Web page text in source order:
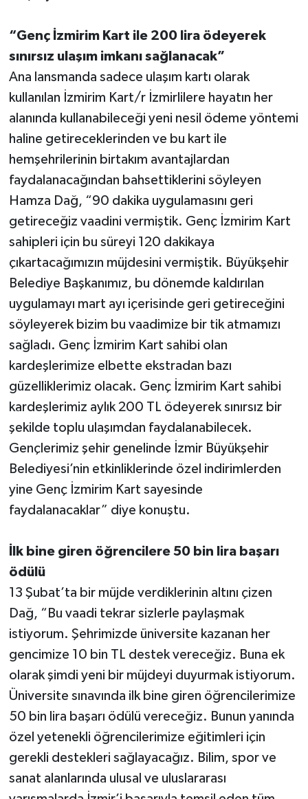
“Genç İzmirim Kart ile 200 lira ödeyerek
sınırsız ulaşım imkanı sağlanacak”
Ana lansmanda sadece ulaşım kartı olarak
kullanılan İzmirim Kart/r İzmirlilere hayatın her
alanında kullanabileceği yeni nesil ödeme yöntemi
haline getireceklerinden ve bu kart ile
hemşehrilerinin birtakım avantajlardan
faydalanacağından bahsettiklerini söyleyen
Hamza Dağ, “90 dakika uygulamasını geri
getireceğiz vaadini vermiştik. Genç İzmirim Kart
sahipleri için bu süreyi 120 dakikaya
çıkartacağımızın müjdesini vermiştik. Büyükşehir
Belediye Başkanımız, bu dönemde kaldırılan
uygulamayı mart ayı içerisinde geri getireceğini
söyleyerek bizim bu vaadimize bir tik atmamızı
sağladı. Genç İzmirim Kart sahibi olan
kardeşlerimize elbette ekstradan bazı
güzelliklerimiz olacak. Genç İzmirim Kart sahibi
kardeşlerimiz aylık 200 TL ödeyerek sınırsız bir
şekilde toplu ulaşımdan faydalanabilecek.
Gençlerimiz şehir genelinde İzmir Büyükşehir
Belediyesi’nin etkinliklerinde özel indirimlerden
yine Genç İzmirim Kart sayesinde
faydalanacaklar” diye konuştu.
İlk bine giren öğrencilere 50 bin lira başarı
ödülü
13 Şubat’ta bir müjde verdiklerinin altını çizen
Dağ, “Bu vaadi tekrar sizlerle paylaşmak
istiyorum. Şehrimizde üniversite kazanan her
gencimize 10 bin TL destek vereceğiz. Buna ek
olarak şimdi yeni bir müjdeyi duyurmak istiyorum.
Üniversite sınavında ilk bine giren öğrencilerimize
50 bin lira başarı ödülü vereceğiz. Bunun yanında
özel yetenekli öğrencilerimize eğitimleri için
gerekli destekleri sağlayacağız. Bilim, spor ve
sanat alanlarında ulusal ve uluslararası